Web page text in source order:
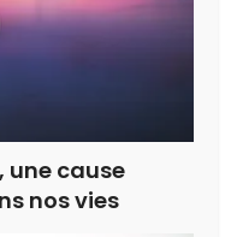
une cause
nos vies